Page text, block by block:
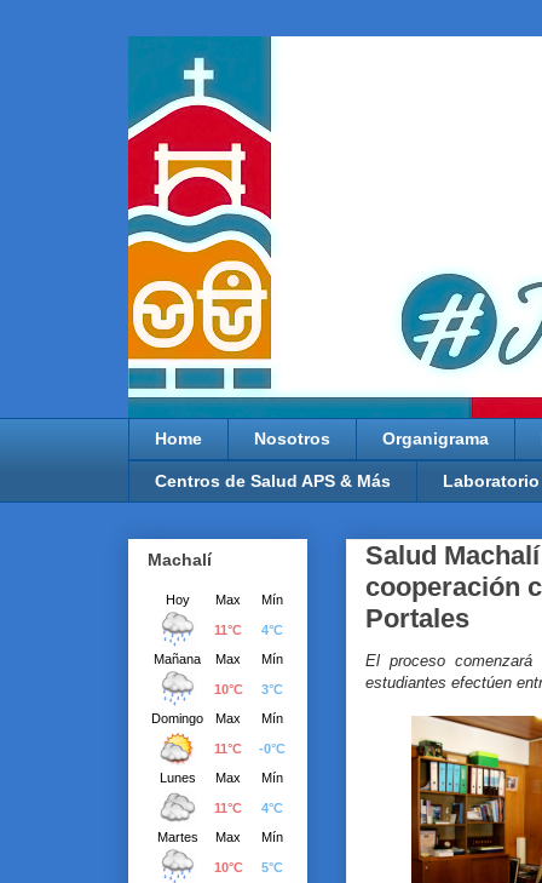
Home Nosotros Organigrama
Centros de Salud APS & Más Laboratorio
Salud
cooperación
Portales
El proceso
estudiantes efectúen
Machalí